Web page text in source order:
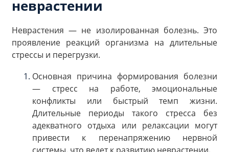
неврастении
Неврастения — не изолированная болезнь. Это
проявление реакций организма на длительные
стрессы и перегрузки.
Основная причина формирования болезни
— стресс на работе, эмоциональные
конфликты или быстрый темп жизни.
Длительные периоды такого стресса без
адекватного отдыха или релаксации могут
привести к перенапряжению нервной